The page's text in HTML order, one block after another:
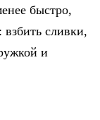
быстро,
сливки,
и